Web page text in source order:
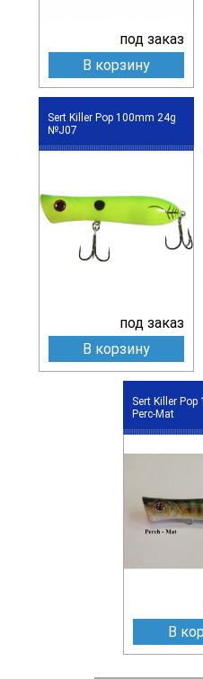
под заказ
В корзину
Sert Killer Pop 100mm 24g
№J07
под заказ
В корзину
Sert Killer
Perc-Mat
В